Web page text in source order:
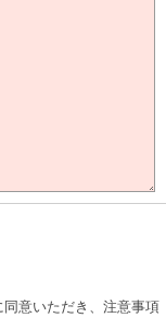
意いただき、注意事項